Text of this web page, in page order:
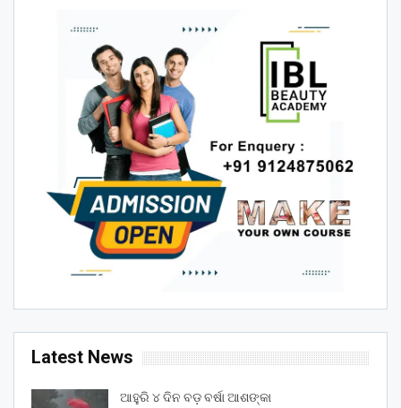
Latest News
ଆହୁରି ୪ ଦିନ ବଡ଼ ବର୍ଷା ଆଶଙ୍କା